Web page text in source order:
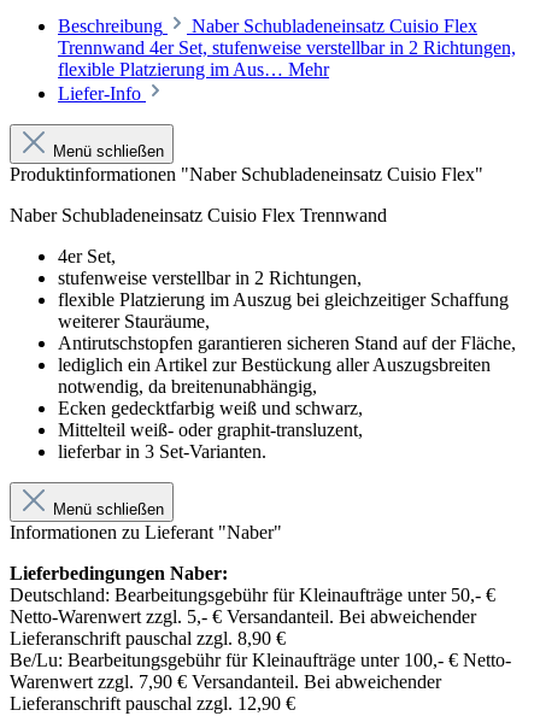
Beschreibung
Naber Schubladeneinsatz Cuisio Flex
Trennwand 4er Set, stufenweise verstellbar in 2 Richtungen,
flexible Platzierung im Aus… Mehr
Liefer-Info
Menü schließen
Produktinformationen "Naber Schubladeneinsatz Cuisio Flex"
Naber Schubladeneinsatz Cuisio Flex Trennwand
4er Set,
stufenweise verstellbar in 2 Richtungen,
flexible Platzierung im Auszug bei gleichzeitiger Schaffung
weiterer Stauräume,
Antirutschstopfen garantieren sicheren Stand auf der Fläche,
lediglich ein Artikel zur Bestückung aller Auszugsbreiten
notwendig, da breitenunabhängig,
Ecken gedecktfarbig weiß und schwarz,
Mittelteil weiß- oder graphit-transluzent,
lieferbar in 3 Set-Varianten.
Menü schließen
Informationen zu Lieferant "Naber"
Lieferbedingungen Naber:
Deutschland: Bearbeitungsgebühr für Kleinaufträge unter 50,- €
Netto-Warenwert zzgl. 5,- € Versandanteil. Bei abweichender
Lieferanschrift pauschal zzgl. 8,90 €
Be/Lu: Bearbeitungsgebühr für Kleinaufträge unter 100,- € Netto-
Warenwert zzgl. 7,90 € Versandanteil. Bei abweichender
Lieferanschrift pauschal zzgl. 12,90 €